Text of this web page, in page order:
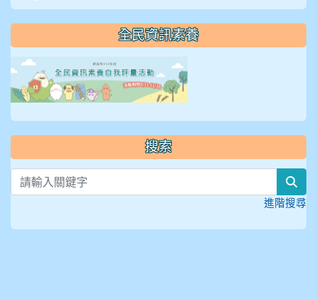
全民資訊素養
搜索
進階搜尋